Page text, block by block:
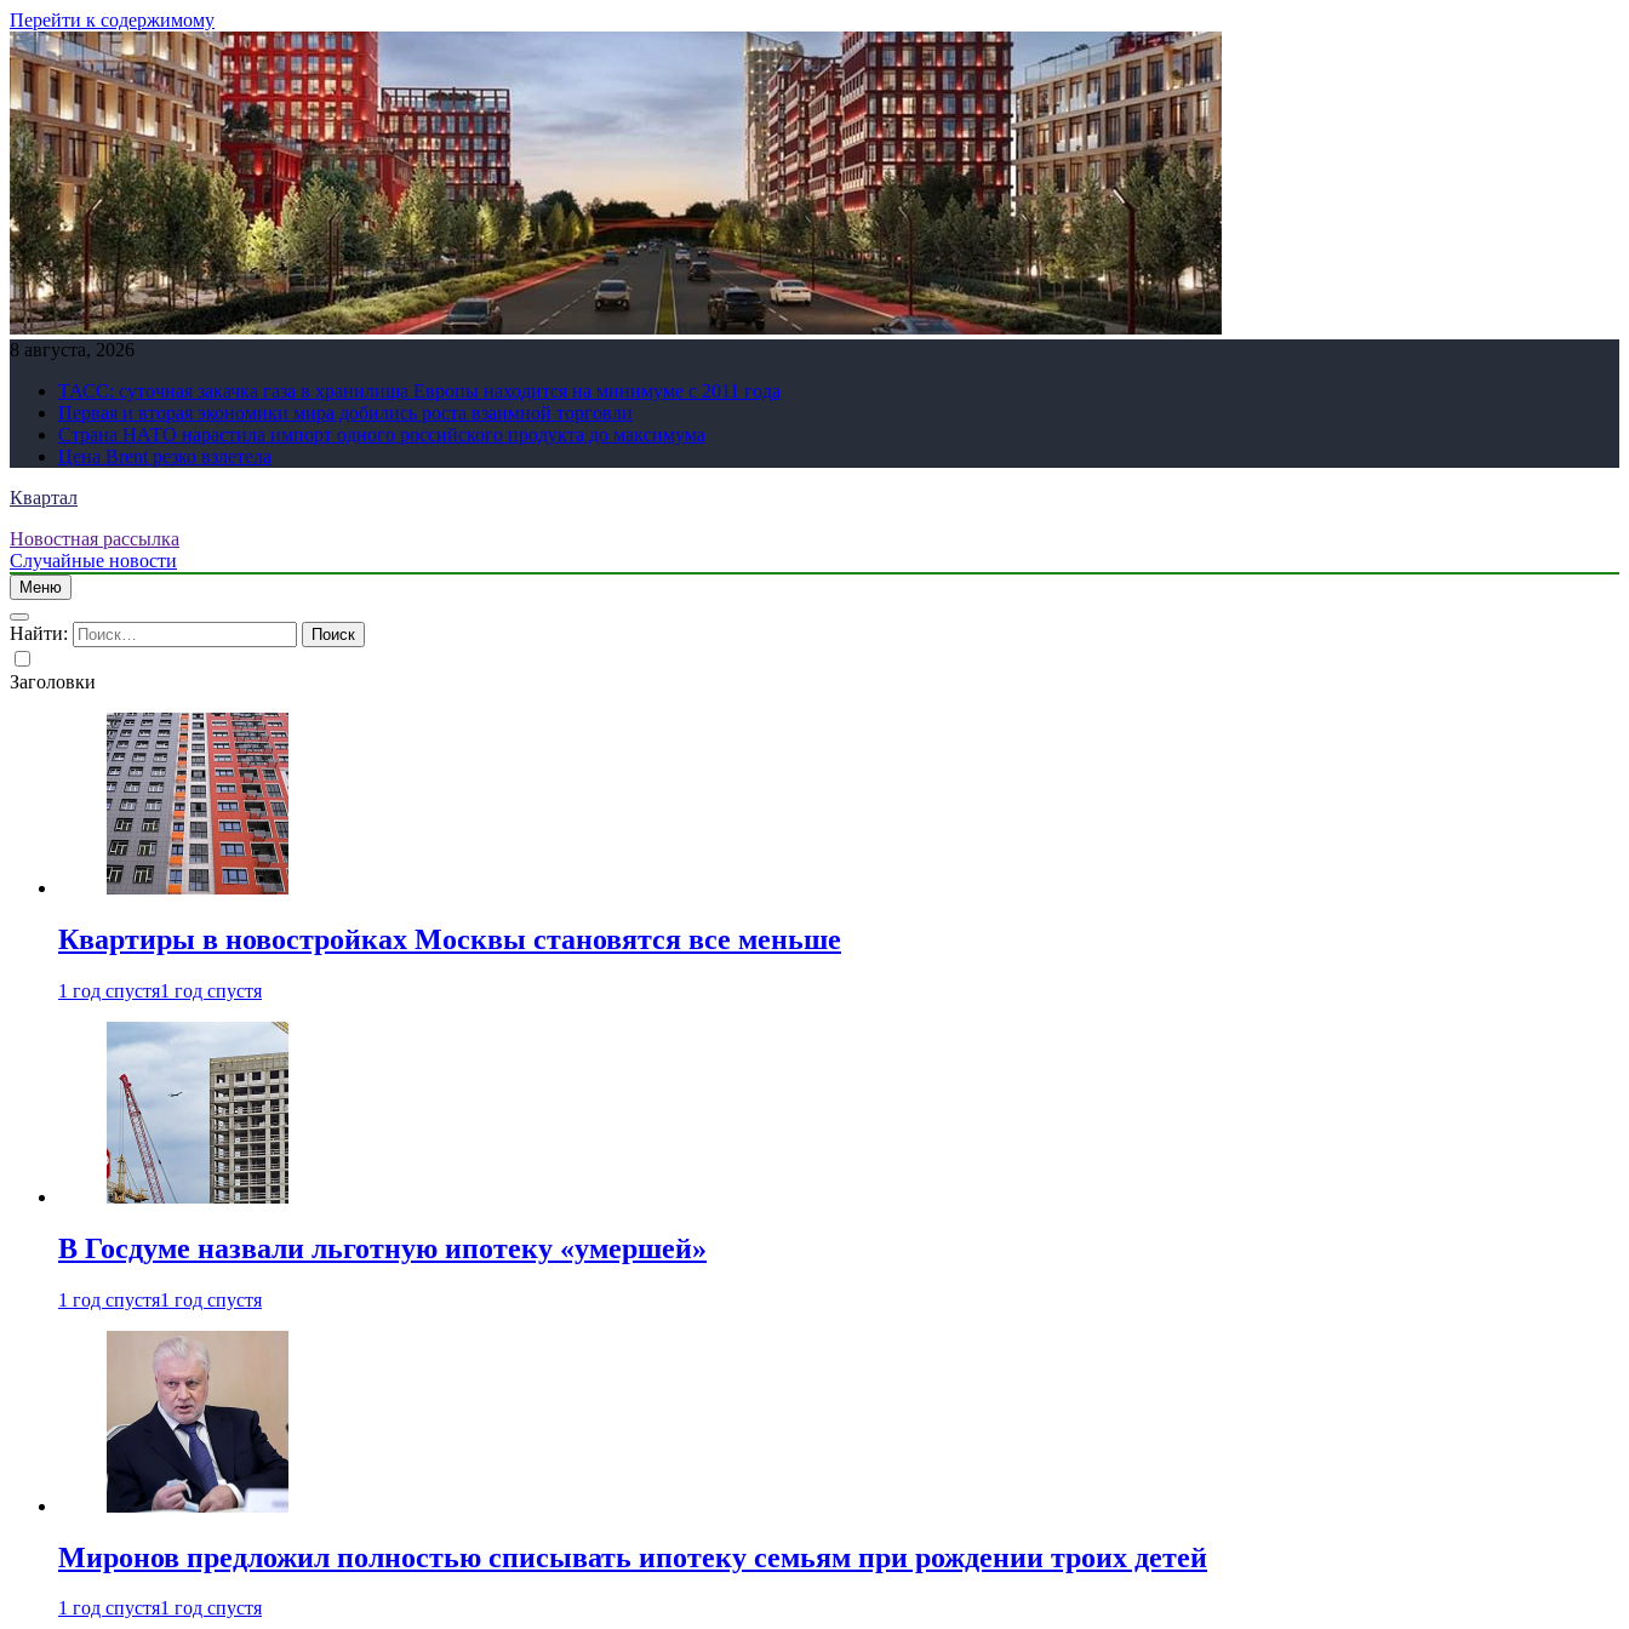
Перейти к содержимому
8 августа, 2026
ТАСС: суточная закачка газа в хранилища Европы находится на минимуме с 2011 года
Первая и вторая экономики мира добились роста взаимной торговли
Страна НАТО нарастила импорт одного российского продукта до максимума
Цена Brent резко взлетела
Квартал
Новостная рассылка
Случайные новости
Меню
Найти:
Заголовки
Квартиры в новостройках Москвы становятся все меньше
1 год спустя1 год спустя
В Госдуме назвали льготную ипотеку «умершей»
1 год спустя1 год спустя
Миронов предложил полностью списывать ипотеку семьям при рождении троих детей
1 год спустя1 год спустя